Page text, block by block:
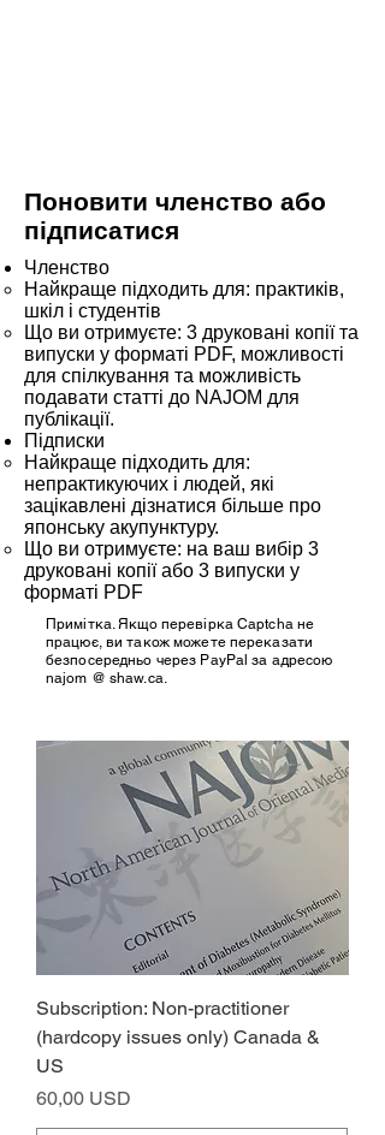
Поновити членство або
підписатися
Членство
Найкраще підходить для: практиків,
шкіл і студентів
Що ви отримуєте: 3 друковані копії та
випуски у форматі PDF, можливості
для спілкування та можливість
подавати статті до NAJOM для
публікації.
Підписки
Найкраще підходить для:
непрактикуючих і людей, які
зацікавлені дізнатися більше про
японську акупунктуру.
​Що ви отримуєте: на ваш вибір 3
друковані копії або 3 випуски у
форматі PDF
Примітка. Якщо перевірка Captcha не
працює, ви також можете переказати
безпосередньо через PayPal за адресою
najom @ shaw.ca.
Subscription: Non-practitioner
(hardcopy issues only) Canada &
US
Ціна
60,00 USD